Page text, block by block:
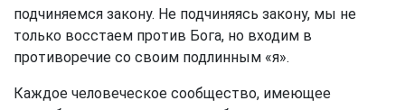
подчиняемся закону. Не подчиняясь закону, мы не
только восстаем против Бога, но входим в
противоречие со своим подлинным «я».
Каждое человеческое сообщество, имеющее